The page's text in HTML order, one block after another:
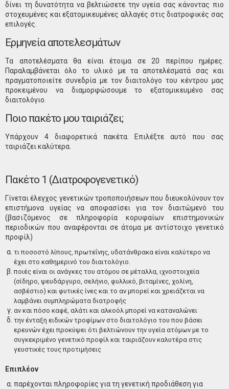
δίνει τη δυνατότητα να βελτιώσετε την υγεία σας κάνοντας πιο
στοχευμένες και εξατομικευμένες αλλαγές στις διατροφικές σας
επιλογές.
Ερμηνεία αποτελεσμάτων
Τα αποτελέσματα θα είναι έτοιμα σε 20 περίπου ημέρες.
Παραλαμβάνεται όλο το υλικό με τα αποτελέσματά σας και
πραγματοποιείτε συνεδρία με τον διαιτολόγο του κέντρου μας
προκειμένου να διαμορφώσουμε το εξατομικευμένο σας
διαιτολόγιο.
Ποιο πακέτο μου ταιριάζει;
Υπάρχουν 4 διαφορετικά πακέτα. Επιλέξτε αυτό που σας
ταιριάζει καλύτερα.
Πακέτο 1 (Διατροφογενετικό)
Γίνεται έλεγχος γενετικών τροποποιήσεων που διευκολύνουν τον
επιστήμονα υγείας να αποφασίσει για τον διαιτώμενό του
(βασιζόμενος σε πληροφορία κορυφαίων επιστημονικών
περιοδικών που αναφέρονται σε άτομα με αντίστοιχο γενετικό
προφίλ)
τι ποσοστό λίπους, πρωτεΐνης, υδατάνθρακα είναι καλύτερο να
έχει στο καθημερινό του διαιτολόγιο.
ποιές είναι οι ανάγκες του ατόμου σε μέταλλα, ιχνοστοιχεία
(σίδηρο, ψευδάργυρο, σελήνιο, φυλλικό, βιταμίνες, χολίνη,
ασβέστιο) και φυτικές ίνες και το αν μπορεί και χρειάζεται να
λαμβάνει συμπληρώματα διατροφής
αν και πόσο καφέ, αλάτι και αλκοόλ μπορεί να καταναλώνει
την ένταξη ειδικών τροφίμων στο διαιτολόγιο του που βάσει
ερευνών έχει προκύψει ότι βελτιώνουν την υγεία ατόμων με το
συγκεκριμένο γενετικό προφίλ και ταιριάζουν καλυτέρα στις
γευστικές τους προτιμήσεις
Επιπλέον
παρέχονται πληροφορίες για τη γενετική προδιάθεση για